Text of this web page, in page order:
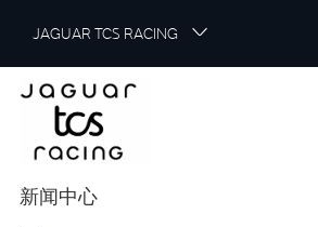
i
p
a
JAGUAR TCS RACING
新闻中心